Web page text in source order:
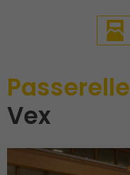
Passerelle
Vex